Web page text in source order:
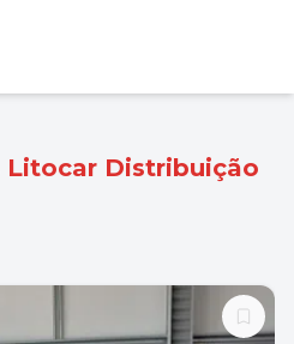
Litocar Distribuição